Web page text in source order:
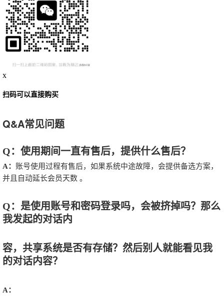
x
扫码可以直接购买
Q&A常见问题
Q：使用期间一直有售后，提供什么售后？
A： 账号使用过程有售后，如果系统中途故障，会提供备选方案，
并且自动延长会员天数 。
Q：是使用账号和密码登录吗，会被挤掉吗？那么
我发起的对话内
容，共享系统是否有存储？然后别人就能看见我
的对话内容？
A：